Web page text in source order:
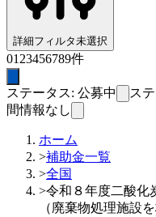
詳細フィルタ未選択
01 23456789件
ステータス: 公募中 ス
間情報なし
ホーム
>補助金一覧
>全国
>令和８年度二酸化
（廃棄物処理施設